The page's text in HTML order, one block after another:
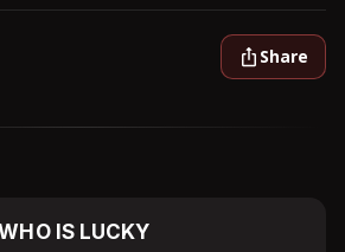
Share
IS LUCKY